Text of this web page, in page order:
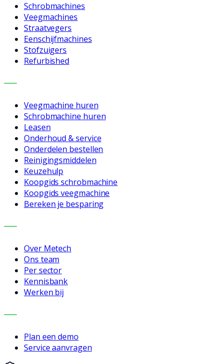
Schrobmachines
Veegmachines
Straatvegers
Eenschijfmachines
Stofzuigers
Refurbished
DIENSTEN
Veegmachine huren
Schrobmachine huren
Leasen
Onderhoud & service
Onderdelen bestellen
Reinigingsmiddelen
Keuzehulp
Koopgids schrobmachine
Koopgids veegmachine
Bereken je besparing
BEDRIJF
Over Metech
Ons team
Per sector
Kennisbank
Werken bij
CONTACT
Plan een demo
Service aanvragen